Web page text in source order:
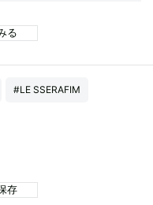
る
#LE SSERAFIM
存